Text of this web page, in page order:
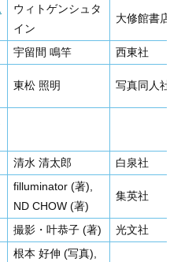
ウィトゲンシュタ
イン
大修館書店
宇留間 鳴竿
西東社
東松 照明 写真同人社
清水 清太郎 白泉社
filluminator (著),
ND CHOW (著)
集英社
撮影・叶恭子 (著) 光文社
根本 好伸 (写真),